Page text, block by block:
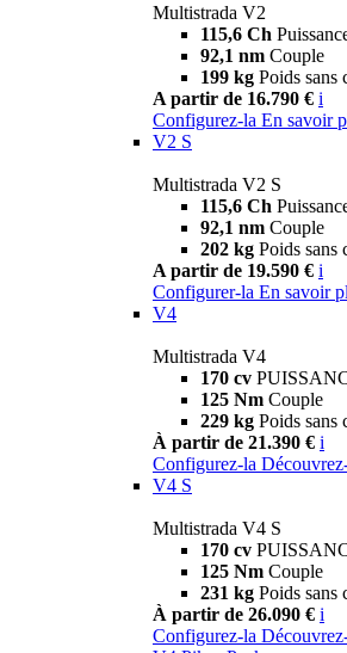
Multistrada V2
115,6 Ch
92,1 nm Couple
199 kg Poids sans
A partir de 16.790 € i
Configurez-la En savoir
V2 S
Multistrada V2 S
115,6 Ch
92,1 nm Couple
202 kg Poids sans
A partir de 19.590 € i
Configurer-la En savoir
V4
Multistrada V4
170 cv
125 Nm Couple
229 kg Poids sans
À partir de 21.390 € i
Configurez-la
V4 S
Multistrada V4 S
170 cv
125 Nm Couple
231 kg Poids sans
À partir de 26.090 € i
Configurez-la